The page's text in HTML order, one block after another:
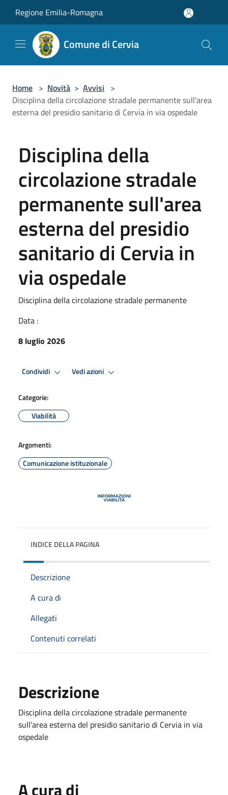
Regione Emilia-Romagna
Comune di Cervia
Home > Novità > Avvisi >
Disciplina della circolazione stradale permanente sull'area
esterna del presidio sanitario di Cervia in via ospedale
Disciplina della
circolazione stradale
permanente sull'area
esterna del presidio
sanitario di Cervia in
via ospedale
Disciplina della circolazione stradale permanente
Data :
8 luglio 2026
Condividi Vedi azioni
Categorie:
Viabilità
Argomenti:
Comunicazione istituzionale
INDICE DELLA PAGINA
Descrizione
A cura di
Allegati
Contenuti correlati
Descrizione
Disciplina della circolazione stradale permanente
sull'area esterna del presidio sanitario di Cervia in via
ospedale
A cura di